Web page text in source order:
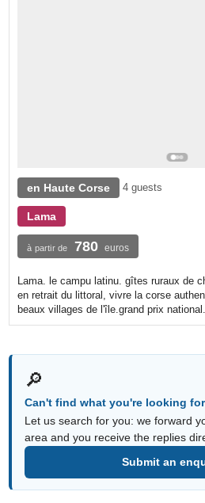
en Haute Corse 4 guests
Lama
à partir de 780 euros
Lama. le campu latinu. gîtes ruraux de
en retrait du littoral, vivre la corse
beaux villages de l'île.grand prix
🔎
Can't find what you're looking
Let us search for you: we forward
area and you receive the replies
Submit an